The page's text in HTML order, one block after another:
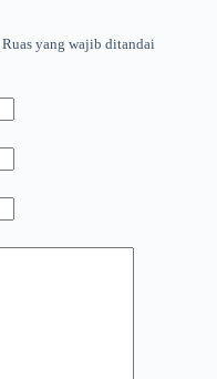
Ruas yang wajib ditandai